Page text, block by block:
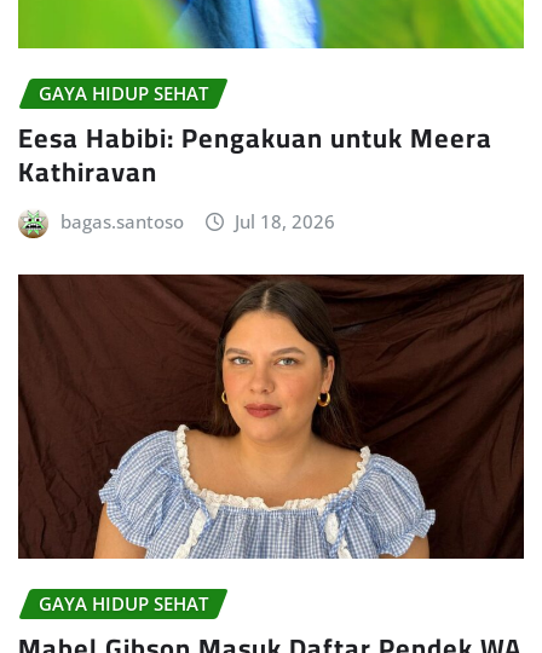
GAYA HIDUP SEHAT
Eesa Habibi: Pengakuan untuk Meera
Kathiravan
bagas.santoso Jul 18, 2026
GAYA HIDUP SEHAT